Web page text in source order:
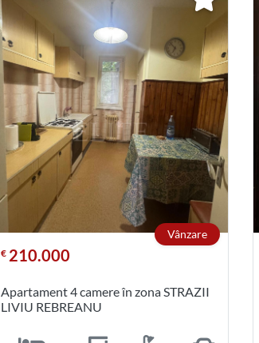
Vânzare
€ 210.000
Apartament 4 camere în zona STRAZII
LIVIU REBREANU